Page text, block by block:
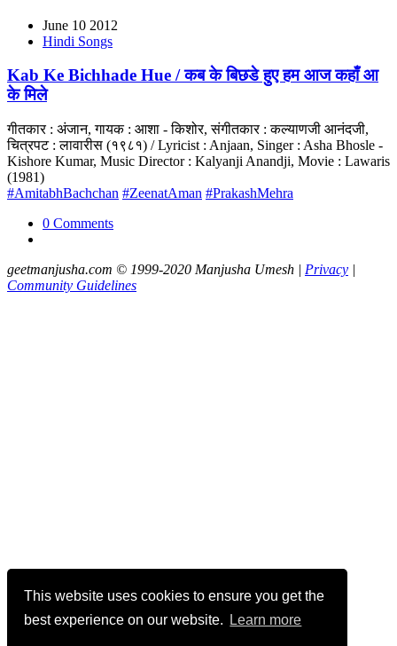
This website uses cookies to ensure you get the
best experience on our website.
Learn more
June 10 2012
Hindi Songs
Kab Ke Bichhade Hue / कब के बिछडे हुए हम आज कहाँ आ
के मिले
गीतकार : अंजान, गायक : आशा - किशोर, संगीतकार : कल्याणजी आनंदजी,
चित्रपट : लावारीस (१९८१) / Lyricist : Anjaan, Singer : Asha Bhosle -
Kishore Kumar, Music Director : Kalyanji Anandji, Movie : Lawaris
(1981)
#AmitabhBachchan #ZeenatAman #PrakashMehra
0 Comments
geetmanjusha.com © 1999-2020 Manjusha Umesh | Privacy |
Community Guidelines